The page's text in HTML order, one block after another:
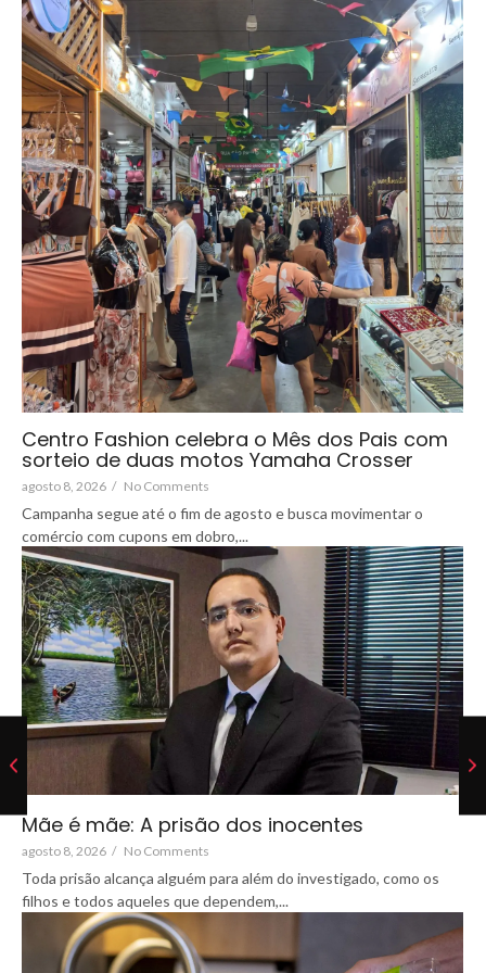
Centro Fashion celebra o Mês dos Pais com
sorteio de duas motos Yamaha Crosser
agosto 8, 2026 / No Comments
Campanha segue até o fim de agosto e busca movimentar o
comércio com cupons em dobro,...
Mãe é mãe: A prisão dos inocentes
agosto 8, 2026 / No Comments
Toda prisão alcança alguém para além do investigado, como os
filhos e todos aqueles que dependem,...